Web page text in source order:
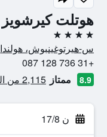
هوتلت كيرشويز
4 نجوم
س-هيرتوغينبوش، هولندا
+31 736 128 087
8.9 ممتاز 2,115 من التقييمات تم التحقق منها
ن 17/8